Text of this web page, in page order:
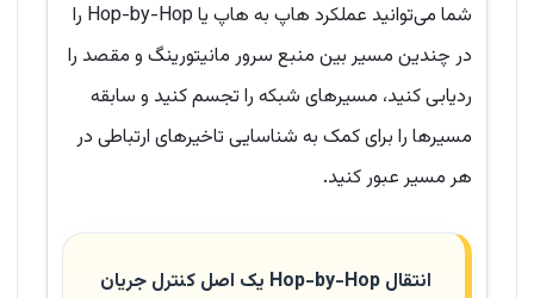
شما می‌توانید عملکرد هاپ به هاپ یا Hop-by-Hop را
در چندین مسیر بین منبع سرور مانیتورینگ و مقصد را
ردیابی کنید، مسیرهای شبکه را تجسم کنید و سابقه
مسیرها را برای کمک به شناسایی تاخیرهای ارتباطی در
هر مسیر عبور کنید.
انتقال Hop-by-Hop یک اصل کنترل جریان